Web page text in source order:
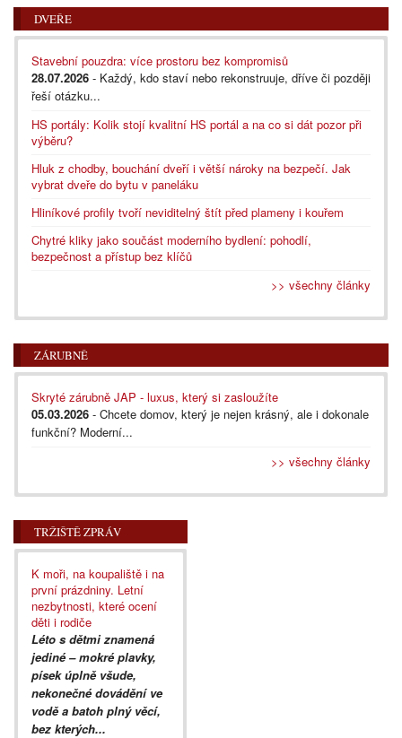
DVEŘE
Stavební pouzdra: více prostoru bez kompromisů
28.07.2026 - Každý, kdo staví nebo rekonstruuje, dříve či později
řeší otázku...
HS portály: Kolik stojí kvalitní HS portál a na co si dát pozor při
výběru?
Hluk z chodby, bouchání dveří i větší nároky na bezpečí. Jak
vybrat dveře do bytu v paneláku
Hliníkové profily tvoří neviditelný štít před plameny i kouřem
Chytré kliky jako součást moderního bydlení: pohodlí,
bezpečnost a přístup bez klíčů
>> všechny články
ZÁRUBNĚ
Skryté zárubně JAP - luxus, který si zasloužíte
05.03.2026 - Chcete domov, který je nejen krásný, ale i dokonale
funkční? Moderní...
>> všechny články
TRŽIŠTĚ ZPRÁV
K moři, na koupaliště i na
první prázdniny. Letní
nezbytnosti, které ocení
děti i rodiče
Léto s dětmi znamená
jediné – mokré plavky,
písek úplně všude,
nekonečné dovádění ve
vodě a batoh plný věcí,
bez kterých...